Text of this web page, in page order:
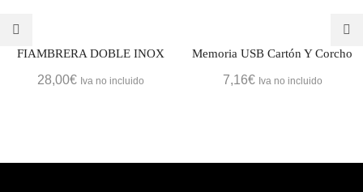
FIAMBRERA DOBLE INOX
28,00€ Iva no incluido
Memoria USB Cartón Y Corcho
7,16€ Iva no incluido